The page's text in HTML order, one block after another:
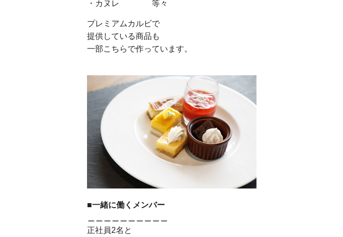
・カヌレ 等々
プレミアムカルビで
提供している商品も
一部こちらで作っています。
■一緒に働くメンバー
正社員2名と